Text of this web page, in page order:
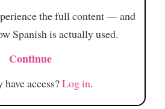
the full content — and
Spanish is actually used.
Continue
access?Log in.